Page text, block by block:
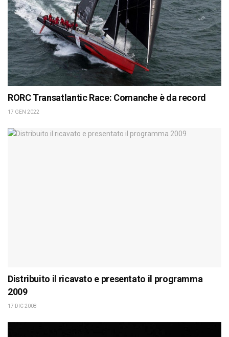
RORC Transatlantic Race: Comanche è da record
17 GEN 2022
Distribuito il ricavato e presentato il programma
2009
17 DIC 2008